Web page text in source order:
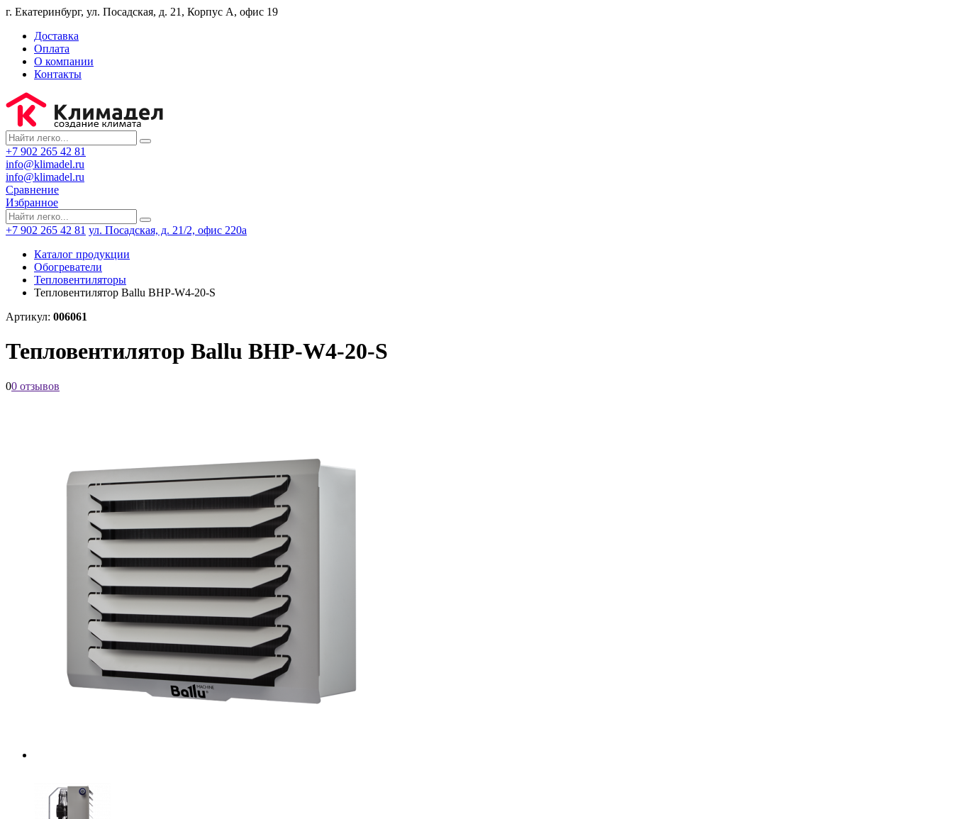
г. Екатеринбург, ул. Посадская, д. 21, Корпус А, офис 19
Доставка
Оплата
О компании
Контакты
+7 902 265 42 81
info@klimadel.ru
info@klimadel.ru
Сравнение
Избранное
+7 902 265 42 81 ул. Посадская, д. 21/2, офис 220а
Каталог продукции
Обогреватели
Тепловентиляторы
Тепловентилятор Ballu BHP-W4-20-S
Артикул: 006061
Тепловентилятор Ballu BHP-W4-20-S
00 отзывов